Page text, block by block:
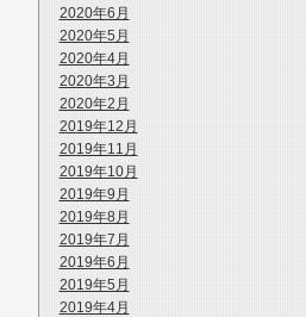
2020年6月
2020年5月
2020年4月
2020年3月
2020年2月
2019年12月
2019年11月
2019年10月
2019年9月
2019年8月
2019年7月
2019年6月
2019年5月
2019年4月